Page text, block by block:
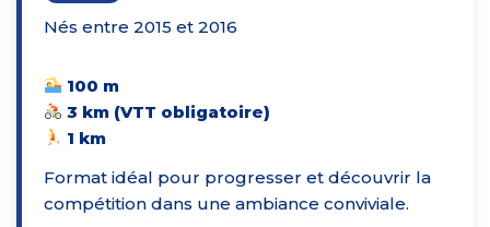
Nés entre 2015 et 2016
100 m
3 km (VTT obligatoire)
1 km
Format idéal pour progresser et découvrir la
compétition dans une ambiance conviviale.